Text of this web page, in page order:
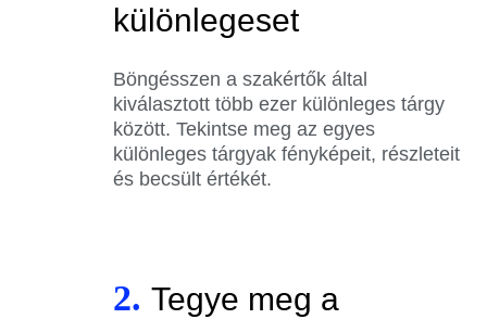
különlegeset
Böngésszen a szakértők által
kiválasztott több ezer különleges tárgy
között. Tekintse meg az egyes
különleges tárgyak fényképeit, részleteit
és becsült értékét.
2. Tegye meg a